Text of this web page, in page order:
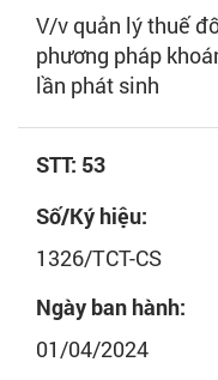
V/v quản lý thuế
phương pháp
lần phát sinh
STT: 53
Số/Ký hiệu:
1326/TCT-CS
Ngày ban hành:
01/04/2024